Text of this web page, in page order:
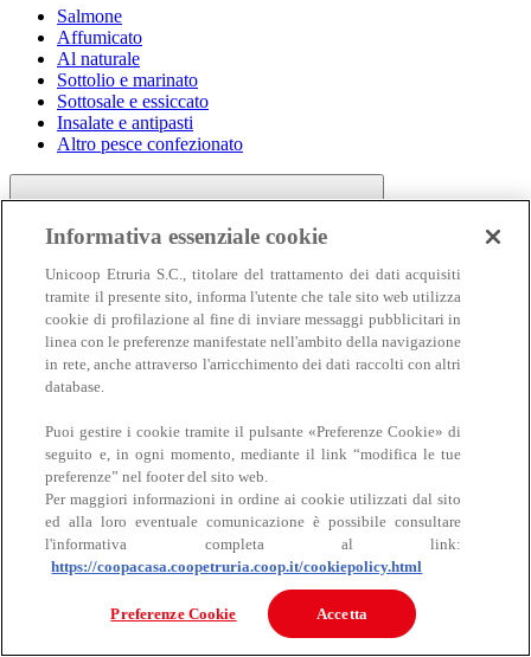
Salmone
Affumicato
Al naturale
Sottolio e marinato
Sottosale e essiccato
Insalate e antipasti
Altro pesce confezionato
Carne
Carne
Bovino
Informativa essenziale cookie
Unicoop Etruria S.C., titolare del trattamento dei dati acquisiti
tramite il presente sito, informa l'utente che tale sito web utilizza
cookie di profilazione al fine di inviare messaggi pubblicitari in
linea con le preferenze manifestate nell'ambito della navigazione
in rete, anche attraverso l'arricchimento dei dati raccolti con altri
database.
Puoi gestire i cookie tramite il pulsante «Preferenze Cookie» di
seguito e, in ogni momento, mediante il link “modifica le tue
preferenze” nel footer del sito web.
Per maggiori informazioni in ordine ai cookie utilizzati dal sito
ed alla loro eventuale comunicazione è possibile consultare
l'informativa completa al link:
https://coopacasa.coopetruria.coop.it/cookiepolicy.html
Preferenze Cookie Accetta